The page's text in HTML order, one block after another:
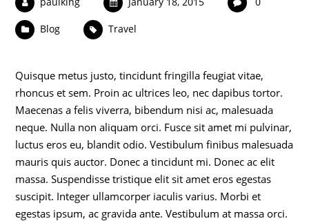
Blog Travel
Quisque metus justo, tincidunt fringilla feugiat vitae,
rhoncus et sem. Proin ac ultrices leo, nec dapibus tortor.
Maecenas a felis viverra, bibendum nisi ac, malesuada
neque. Nulla non aliquam orci. Fusce sit amet mi pulvinar,
luctus eros eu, blandit odio. Vestibulum finibus malesuada
mauris quis auctor. Donec a tincidunt mi. Donec ac elit
massa. Suspendisse tristique elit sit amet eros egestas
suscipit. Integer ullamcorper iaculis varius. Morbi et
egestas ipsum, ac gravida ante. Vestibulum at massa orci.